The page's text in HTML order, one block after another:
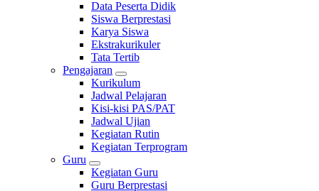
Data Peserta Didik
Siswa Berprestasi
Karya Siswa
Ekstrakurikuler
Tata Tertib
Pengajaran
Kurikulum
Jadwal Pelajaran
Kisi-kisi PAS/PAT
Jadwal Ujian
Kegiatan Rutin
Kegiatan Terprogram
Guru
Kegiatan Guru
Guru Berprestasi